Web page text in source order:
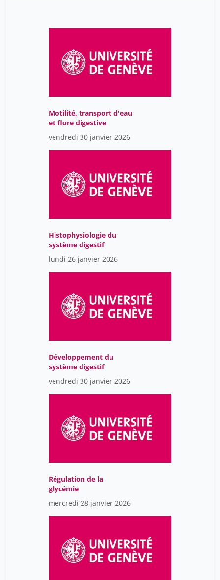
Motilité, transport d'eau
et flore digestive
vendredi 30 janvier 2026
Histophysiologie du
système digestif
lundi 26 janvier 2026
Développement du
système digestif
vendredi 30 janvier 2026
Régulation de la
glycémie
mercredi 28 janvier 2026